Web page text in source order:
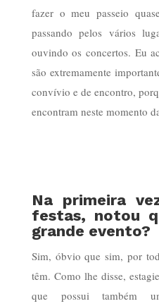
fazer o meu passeio
passando pelos vários
ouvindo os concertos. Eu
são extremamente
convívio e de encontro,
encontram neste momento
Na primeira
festas, notou
grande evento?
Sim, óbvio que sim, por
têm. Como lhe disse,
que possui também